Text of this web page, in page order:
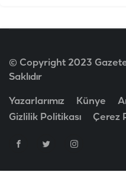
© Copyright 2023
Saklıdır
Yazarlarımız Künye
Gizlilik Politikası
Çerez